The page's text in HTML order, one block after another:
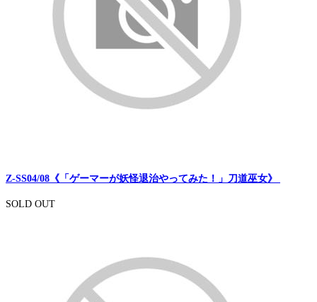
Z-SS04/08《「ゲーマーが妖怪退治やってみた！」刀道巫女》
SOLD OUT